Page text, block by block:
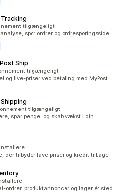
tilgængeligt
spor ordrer og ordresporingsside
Ship
tilgængeligt
og live-priser ved betaling med MyPost
tilgængeligt
spar penge, og skab vækst i din
der tilbyder lave priser og kredit tilbage
ordrer, produktannoncer og lager ét sted